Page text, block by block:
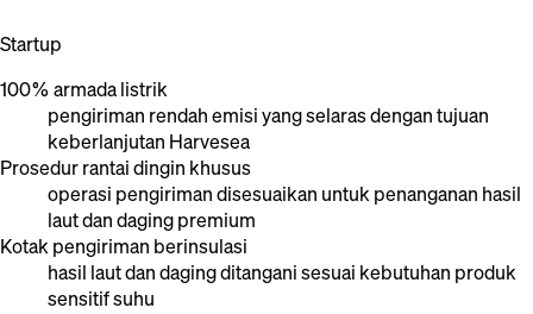
Startup
100% armada listrik
pengiriman rendah emisi yang selaras dengan tujuan
keberlanjutan Harvesea
Prosedur rantai dingin khusus
operasi pengiriman disesuaikan untuk penanganan hasil
laut dan daging premium
Kotak pengiriman berinsulasi
hasil laut dan daging ditangani sesuai kebutuhan produk
sensitif suhu